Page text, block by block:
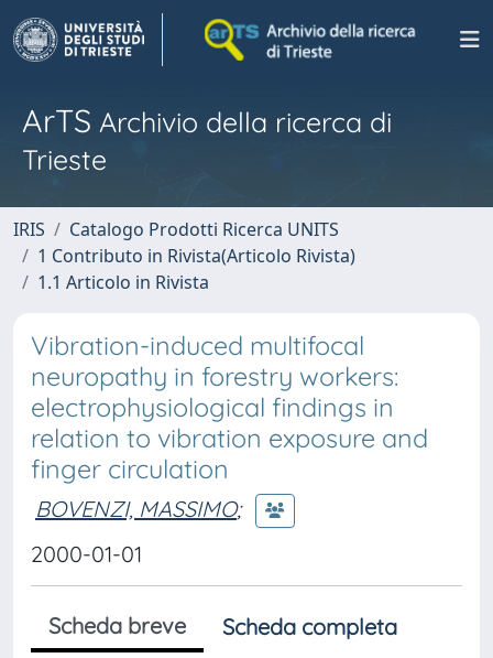
ArTS Archivio della ricerca di
Trieste
IRIS
Catalogo Prodotti Ricerca UNITS
1 Contributo in Rivista(Articolo Rivista)
1.1 Articolo in Rivista
Vibration-induced multifocal
neuropathy in forestry workers:
electrophysiological findings in
relation to vibration exposure and
finger circulation
BOVENZI, MASSIMO;
2000-01-01
Scheda breve Scheda completa